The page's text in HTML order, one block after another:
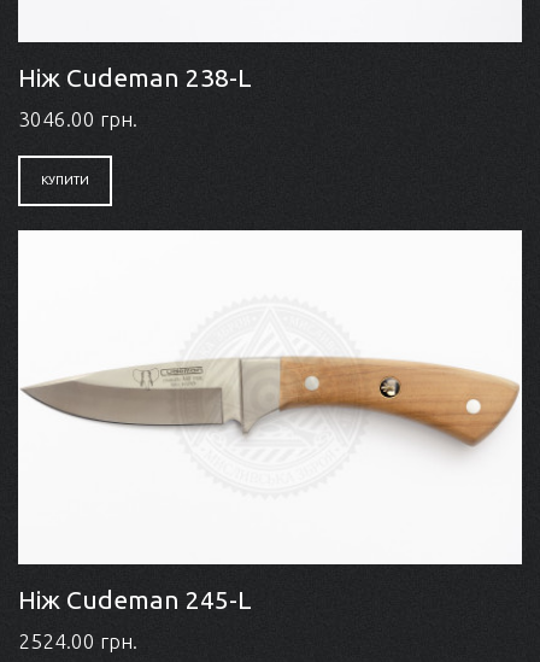
Ніж Cudeman 238-L
3046.00 грн.
КУПИТИ
Ніж Cudeman 245-L
2524.00 грн.